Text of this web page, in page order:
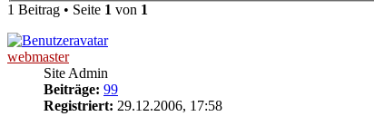
1 Beitrag • Seite 1 von 1
webmaster
Site Admin
Beiträge: 99
Registriert: 29.12.2006, 17:58